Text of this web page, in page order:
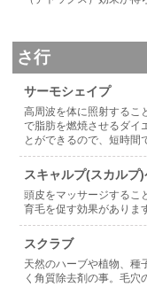
さ行
サーモシェイプ
高周波を体に照射するこ
で脂肪を燃焼させるダイ
とができるので、短時間
スキャルプ(スカルプ)
頭皮をマッサージするこ
育毛を促す効果がありま
スクラブ
天然のハーブや植物、種
く角質除去剤の事。毛穴